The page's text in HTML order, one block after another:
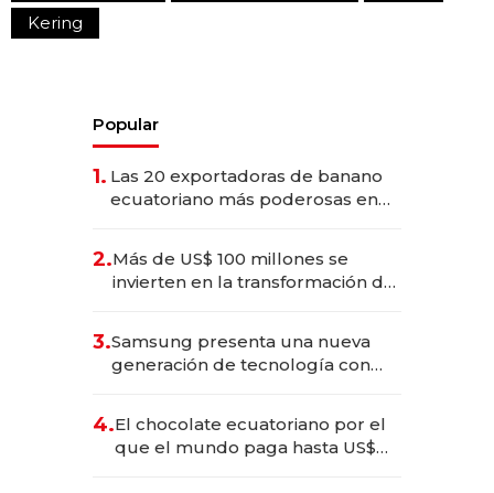
Kering
Popular
1. Las 20 exportadoras de banano
ecuatoriano más poderosas en
2.Más de US$ 100 millones se
invierten en la transformación de
3.Samsung presenta una nueva
generación de tecnología con
4.El chocolate ecuatoriano por el
que el mundo paga hasta US$